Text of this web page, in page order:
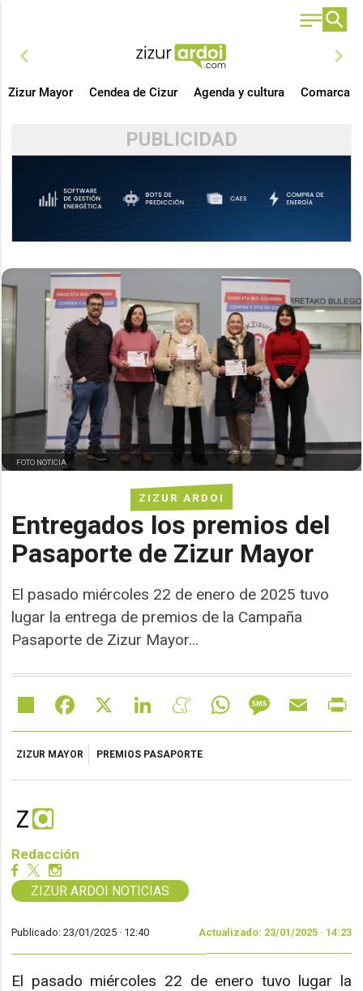
chevron_left chevron_right
Zizur Mayor Cendea de Cizur Agenda y cultura Comarca
PUBLICIDAD
ZIZUR ARDOI
Entregados los premios del
Pasaporte de Zizur Mayor
El pasado miércoles 22 de enero de 2025 tuvo
lugar la entrega de premios de la Campaña
Pasaporte de Zizur Mayor...
FOTO NOTICIA
Share Facebook LinkedIn MeneameWhatsAppMessageEmail
ZIZUR MAYOR PREMIOS PASAPORTE
Redacción
ZIZUR ARDOI NOTICIAS
Publicado: 23/01/2025 · 12:40 Actualizado: 23/01/2025 · 14:23
El pasado miércoles 22 de enero tuvo lugar la